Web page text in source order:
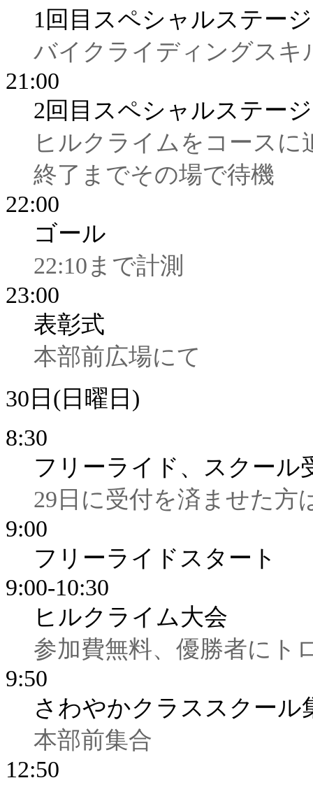
1回目スペシャルステージ
バイクライディングスキ
21:00
2回目スペシャルステージ
ヒルクライムをコース
終了までその場で待機
22:00
ゴール
22:10まで計測
23:00
表彰式
本部前広場にて
30日(日曜日)
8:30
フリーライド、スクール
29日に受付を済ませた方
9:00
フリーライドスタート
9:00-10:30
ヒルクライム大会
参加費無料、優勝者にト
9:50
さわやかクラススクール
本部前集合
12:50